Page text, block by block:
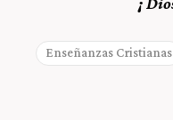
Enseñanzas Cristianas